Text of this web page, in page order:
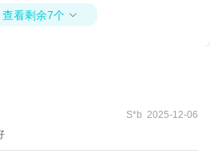
查看剩余7个 
S*b 2025-12-06